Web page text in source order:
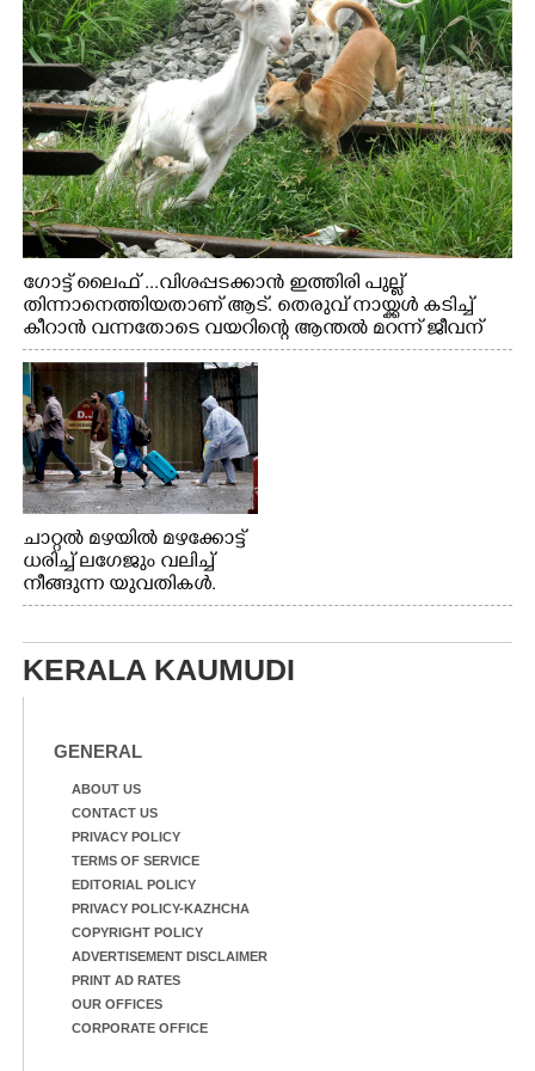
ഗോട്ട് ലൈഫ് ...വിശപ്പടക്കാൻ ഇത്തിരി പുല്ല്
തിന്നാനെത്തിയതാണ് ആട്. തെരുവ് നായ്ക്കൾ കടിച്ച്
കീറാൻ വന്നതോടെ വയറിന്റെ ആന്തൽ മറന്ന് ജീവന്
വേണ്ടിയായി ഓട്ടം. എറണാകുളം വാത്തുരുത്തിയിൽ
നിന്നുള്ള കാഴ്ച
ചാറ്റൽ മഴയിൽ മഴക്കോട്ട്
ധരിച്ച് ലഗേജും വലിച്ച്
നീങ്ങുന്ന യുവതികൾ.
എറണാകുളം മേനകയിൽ
KERALA KAUMUDI
GENERAL
ABOUT US
CONTACT US
PRIVACY POLICY
TERMS OF SERVICE
EDITORIAL POLICY
PRIVACY POLICY-KAZHCHA
COPYRIGHT POLICY
ADVERTISEMENT DISCLAIMER
PRINT AD RATES
OUR OFFICES
CORPORATE OFFICE